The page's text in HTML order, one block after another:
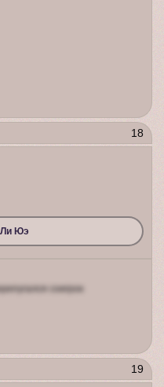
18
Ли Юэ
соигрок
19